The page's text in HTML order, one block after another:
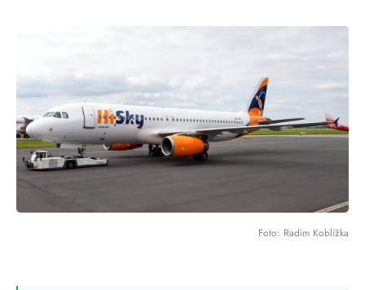
Foto: Radim Koblížka